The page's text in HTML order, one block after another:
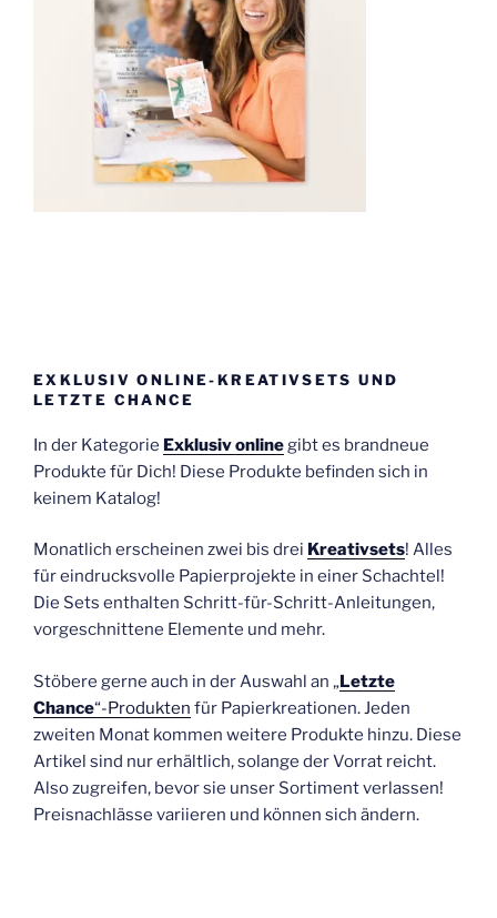
EXKLUSIV ONLINE-KREATIVSETS UND
LETZTE CHANCE
In der Kategorie Exklusiv onlinegibt es brandneue
Produkte für Dich! Diese Produkte befinden sich in
keinem Katalog!
Monatlich erscheinen zwei bis drei Kreativsets! Alles
für eindrucksvolle Papierprojekte in einer Schachtel!
Die Sets enthalten Schritt-für-Schritt-Anleitungen,
vorgeschnittene Elemente und mehr.
Stöbere gerne auch in der Auswahl an „Letzte
Chance“-Produkten für Papierkreationen. Jeden
zweiten Monat kommen weitere Produkte hinzu. Diese
Artikel sind nur erhältlich, solange der Vorrat reicht.
Also zugreifen, bevor sie unser Sortiment verlassen!
Preisnachlässe variieren und können sich ändern.